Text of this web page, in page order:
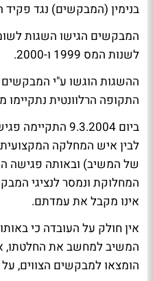
בנימין (המבקשים) נגד פקיד
המבקשים הגישו השגות
לשנות המס 1999 ו-2000.
התקופה הרלוונטית נתקיימו
ביום 9.3.2004
לבין איש המחלקה
של המשיב) ובאותה פגישה
המחלוקת ונמסר לנציגי
אינו מקבל את עמדתם.
הומצאו למבקשים הצווים, על